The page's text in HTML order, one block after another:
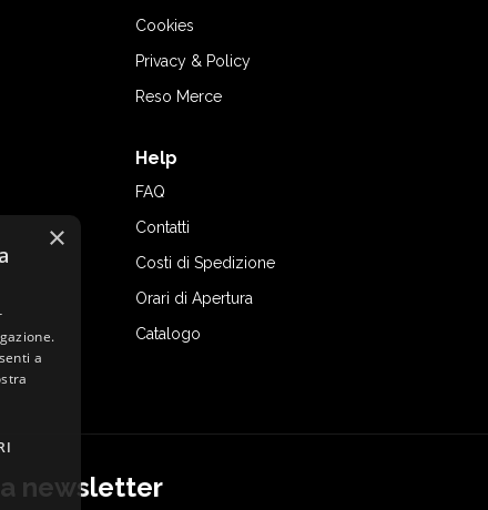
Cookies
Privacy & Policy
Reso Merce
Help
FAQ
Contatti
Costi di Spedizione
Orari di Apertura
Catalogo
newsletter
×
a